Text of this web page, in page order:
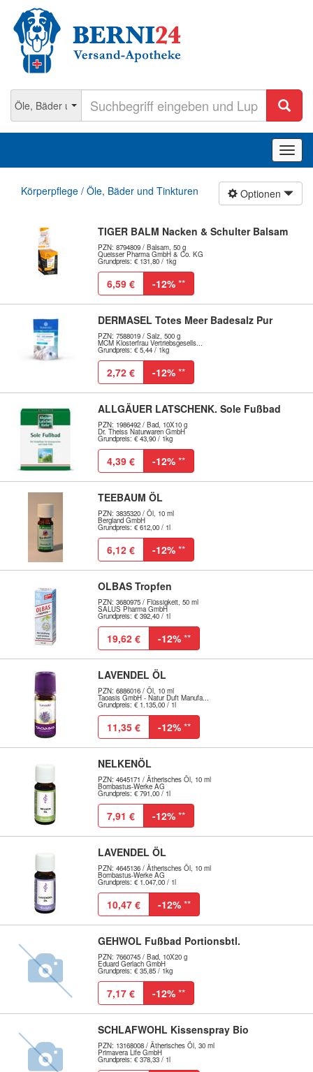
ein-/
Optionen
Körperpflege / Öle, Bäder und Tinkturen
TIGER BALM Nacken & Schulter Balsam
PZN: 8794809 / Balsam, 50 g
Queisser Pharma GmbH & Co. KG
Grundpreis: € 131,80 / 1kg
6,59 € -12% **
DERMASEL Totes Meer Badesalz Pur
PZN: 7588019 / Salz, 500 g
MCM Klosterfrau Vertriebsgesells...
Grundpreis: € 5,44 / 1kg
2,72 € -12% **
ALLGÄUER LATSCHENK. Sole Fußbad
PZN: 1986492 / Bad, 10X10 g
Dr. Theiss Naturwaren GmbH
Grundpreis: € 43,90 / 1kg
4,39 € -12% **
TEEBAUM ÖL
PZN: 3835320 / Öl, 10 ml
Bergland GmbH
Grundpreis: € 612,00 / 1l
6,12 € -12% **
OLBAS Tropfen
PZN: 3680975 / Flüssigkeit, 50 ml
SALUS Pharma GmbH
Grundpreis: € 392,40 / 1l
19,62 € -12% **
LAVENDEL ÖL
PZN: 6886016 / Öl, 10 ml
Taoasis GmbH - Natur Duft Manufa...
Grundpreis: € 1.135,00 / 1l
11,35 € -12% **
NELKENÖL
PZN: 4645171 / Ätherisches Öl, 10 ml
Bombastus-Werke AG
Grundpreis: € 791,00 / 1l
7,91 € -12% **
LAVENDEL ÖL
PZN: 4645136 / Ätherisches Öl, 10 ml
Bombastus-Werke AG
Grundpreis: € 1.047,00 / 1l
10,47 € -12% **
GEHWOL Fußbad Portionsbtl.
PZN: 7660745 / Bad, 10X20 g
Eduard Gerlach GmbH
Grundpreis: € 35,85 / 1kg
7,17 € -12% **
SCHLAFWOHL Kissenspray Bio
PZN: 13168008 / Ätherisches Öl, 30 ml
Primavera Life GmbH
Grundpreis: € 378,33 / 1l